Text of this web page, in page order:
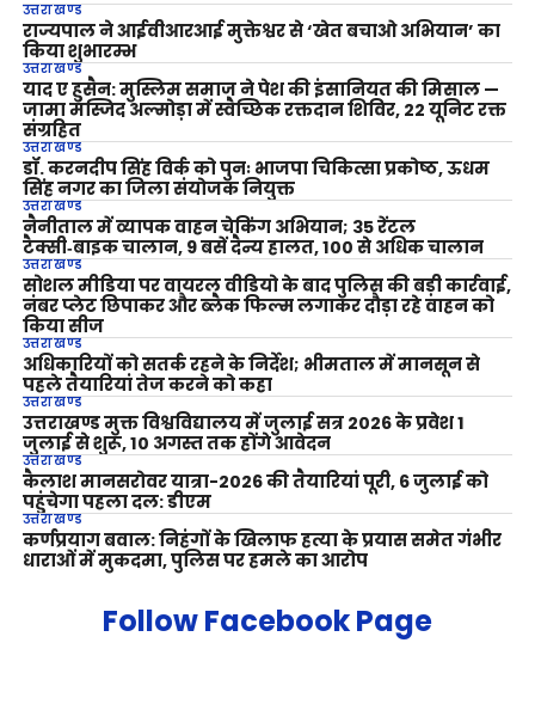
उत्तराखण्ड
राज्यपाल ने आईवीआरआई मुक्तेश्वर से ‘खेत बचाओ अभियान’ का
किया शुभारम्भ
उत्तराखण्ड
याद ए हुसैन: मुस्लिम समाज ने पेश की इंसानियत की मिसाल —
जामा मस्जिद अल्मोड़ा में स्वैच्छिक रक्तदान शिविर, 22 यूनिट रक्त
संग्रहित
उत्तराखण्ड
डॉ. करनदीप सिंह विर्क को पुनः भाजपा चिकित्सा प्रकोष्ठ, ऊधम
सिंह नगर का जिला संयोजक नियुक्त
उत्तराखण्ड
नैनीताल में व्यापक वाहन चेकिंग अभियान; 35 रेंटल
टैक्सी‑बाइक चालान, 9 बसें दैन्य हालत, 100 से अधिक चालान
उत्तराखण्ड
सोशल मीडिया पर वायरल वीडियो के बाद पुलिस की बड़ी कार्रवाई,
नंबर प्लेट छिपाकर और ब्लैक फिल्म लगाकर दौड़ा रहे वाहन को
किया सीज
उत्तराखण्ड
अधिकारियों को सतर्क रहने के निर्देश; भीमताल में मानसून से
पहले तैयारियां तेज करने को कहा
उत्तराखण्ड
उत्तराखण्ड मुक्त विश्वविद्यालय में जुलाई सत्र 2026 के प्रवेश 1
जुलाई से शुरू, 10 अगस्त तक होंगे आवेदन
उत्तराखण्ड
कैलाश मानसरोवर यात्रा-2026 की तैयारियां पूरी, 6 जुलाई को
पहुंचेगा पहला दल: डीएम
उत्तराखण्ड
कर्णप्रयाग बवाल: निहंगों के खिलाफ हत्या के प्रयास समेत गंभीर
धाराओं में मुकदमा, पुलिस पर हमले का आरोप
Follow Facebook Page